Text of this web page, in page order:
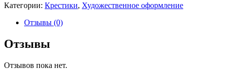
Категории: Крестики, Художественное оформление
Отзывы (0)
Отзывы
Отзывов пока нет.